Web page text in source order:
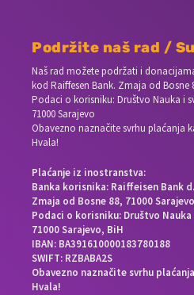
Podržite naš rad /
Naš rad možete podržati i
kod Raiffesen Bank. Zmaja od Bosne
Podaci o korisniku: Društvo Nauka i
71000 Sarajevo
Obavezno naznačite svrhu plaćanja
Hvala!
Plaćanje iz inostranstva:
Banka korisnika: Raiffeisen Bank
Zmaja od Bosne 88, 71000
Podaci o korisniku: Društvo
71000 Sarajevo, BiH
IBAN: BA391610000183780188
SWIFT: RZBABA2S
Obavezno naznačite svrhu
Hvala!